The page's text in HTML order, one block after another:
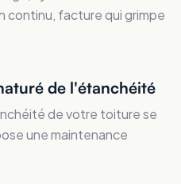
continu, facture qui grimpe
de l'étanchéité
de votre toiture se
une maintenance